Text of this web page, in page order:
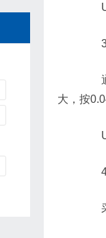
3)
通
大，按
4)
采